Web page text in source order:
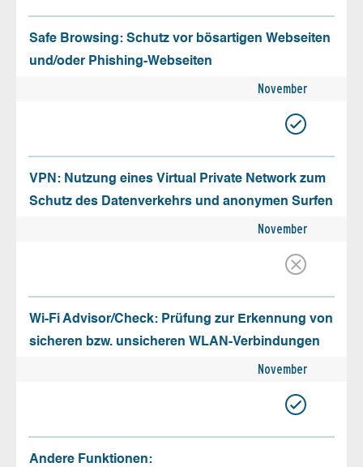
Safe Browsing: Schutz vor bösartigen Webseiten
und/oder Phishing-Webseiten
November
VPN: Nutzung eines Virtual Private Network zum
Schutz des Datenverkehrs und anonymen Surfen
November
Wi-Fi Advisor/Check: Prüfung zur Erkennung von
sicheren bzw. unsicheren WLAN-Verbindungen
November
Andere Funktionen: